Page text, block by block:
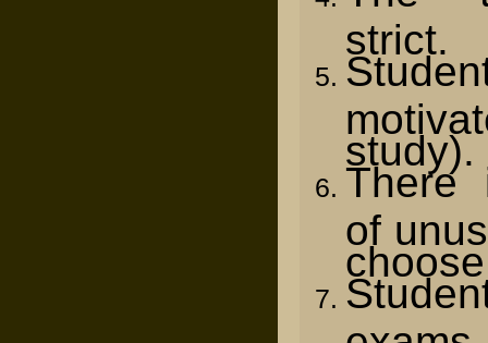
strict.
study).
There
of
exams.